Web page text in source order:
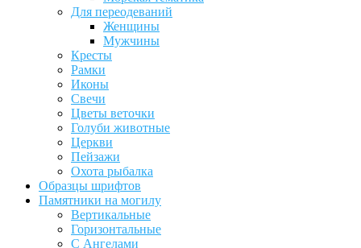
Для переодеваний
Женщины
Мужчины
Кресты
Рамки
Иконы
Свечи
Цветы веточки
Голуби животные
Церкви
Пейзажи
Охота рыбалка
Образцы шрифтов
Памятники на могилу
Вертикальные
Горизонтальные
С Ангелами